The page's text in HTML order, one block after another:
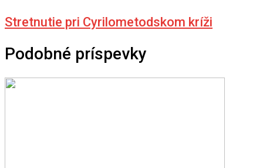
Stretnutie pri Cyrilometodskom kríži
Podobné príspevky